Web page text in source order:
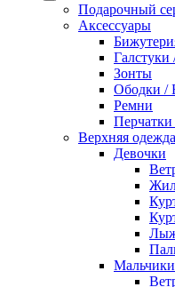
Подарочный
Аксессуары
Галстуки
Зонты
Ободки /
Ремни
Верхняя одежда
Девочки
Мальчики